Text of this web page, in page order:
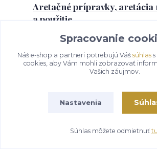
Aretačné prípravky, aretácia
a použitie
Aretácia (uzamknutie) vačkovej a
motora počas výmeny rozvodového
alebo iných servisných úkonov.
Spracovanie
Náš e-shop a partneri potrebujú Váš súhlass
cookies, aby Vám mohli zobrazovať
Vašich záujmov.
Nastavenia
Súhlas môžete odmietnuť tu